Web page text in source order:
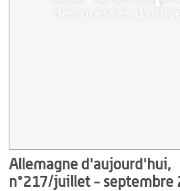
Allemagne d'aujourd'hui,
n°217/juillet - septembre